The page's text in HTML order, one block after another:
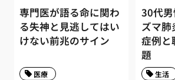
専門医が語る命に関わ
る失神と見逃してはい
けない前兆のサイン
医療
30代
ズマ肺
症例と
題
生活